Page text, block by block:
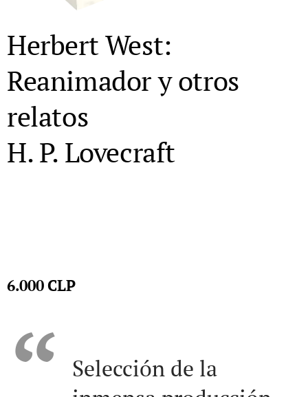
Herbert West:
Reanimador y otros
relatos
H. P. Lovecraft
6.000CLP
Selección de la